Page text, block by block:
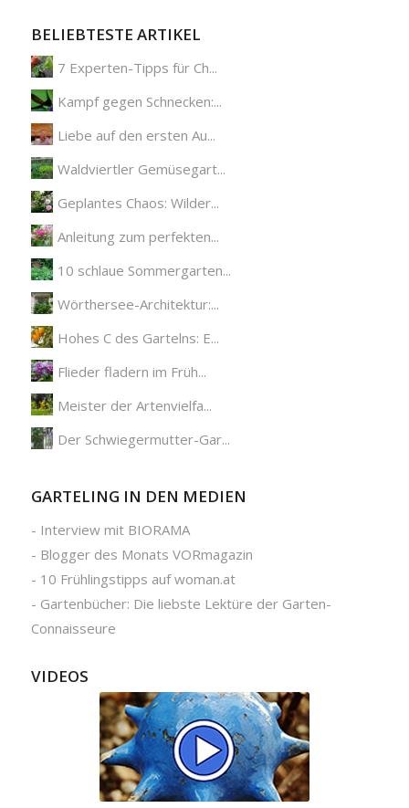
BELIEBTESTE ARTIKEL
7 Experten-Tipps für Ch...
Kampf gegen Schnecken:...
Liebe auf den ersten Au...
Waldviertler Gemüsegart...
Geplantes Chaos: Wilder...
Anleitung zum perfekten...
10 schlaue Sommergarten...
Wörthersee-Architektur:...
Hohes C des Gartelns: E...
Flieder fladern im Früh...
Meister der Artenvielfa...
Der Schwiegermutter-Gar...
GARTELING IN DEN MEDIEN
- Interview mit BIORAMA
- Blogger des Monats VORmagazin
- 10 Frühlingstipps auf woman.at
- Gartenbücher: Die liebste Lektüre der Garten-
Connaisseure
VIDEOS